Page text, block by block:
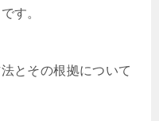
す。
とその根拠について